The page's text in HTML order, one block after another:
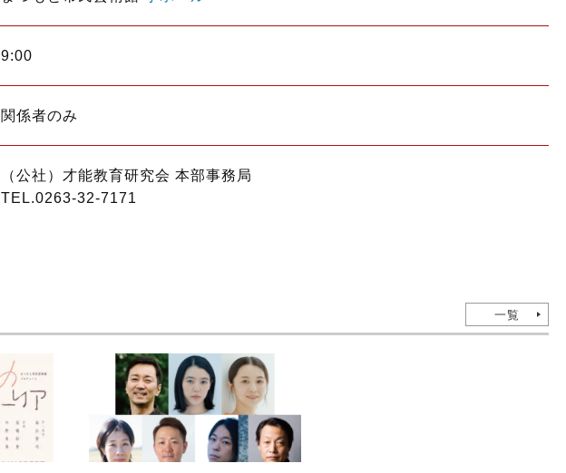
9:00
関係者のみ
（公社）才能教育研究会 本部事務局
TEL.0263-32-7171
一覧